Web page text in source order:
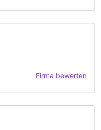
Firma bewerten